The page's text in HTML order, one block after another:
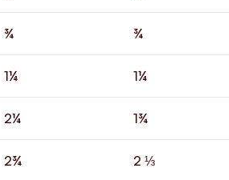
¾ ¾
1¼ 1¼
2¼ 1¾
2¾ 2 ⅓